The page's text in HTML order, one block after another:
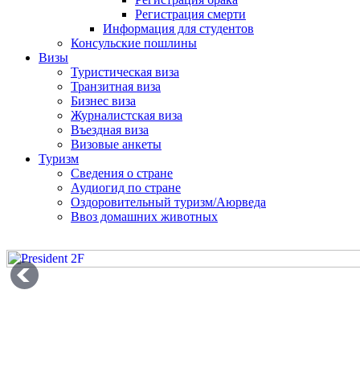
Регистрация смерти
Информация для студентов
Консульские пошлины
Визы
Туристическая виза
Транзитная виза
Бизнес виза
Журналистская виза
Въездная виза
Визовые анкеты
Туризм
Сведения о стране
Аудиогид по стране
Оздоровительный туризм/Аюрведа
Ввоз домашних животных